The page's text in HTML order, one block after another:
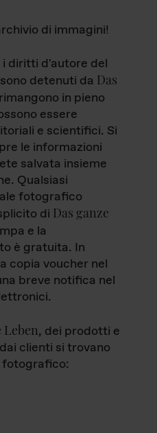
di immagini!
diritti d'autore del
detenuti da Das
in pieno
essere
e scientifici. Si
le informazioni
salvata insieme
Qualsiasi
fotografico
di Das ganze
e la
è gratuita. In
copia voucher nel
breve notifica nel
Leben, dei prodotti e
clienti si trovano
fotografico: